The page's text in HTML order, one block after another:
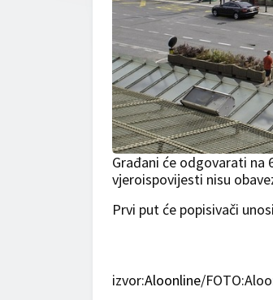
Građani će odgovarati na
vjeroispovijesti nisu
Prvi put će popisivači
izvor:Aloonline/